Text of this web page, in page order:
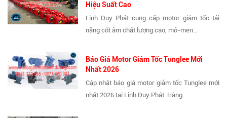
Hiệu Suất Cao
Linh Duy Phát cung cấp motor giảm tốc tải
nặng cốt âm chất lượng cao, mô-men...
Báo Giá Motor Giảm Tốc Tunglee Mới
Nhất 2026
Cập nhật báo giá motor giảm tốc Tunglee mới
nhất 2026 tại Linh Duy Phát. Hàng...